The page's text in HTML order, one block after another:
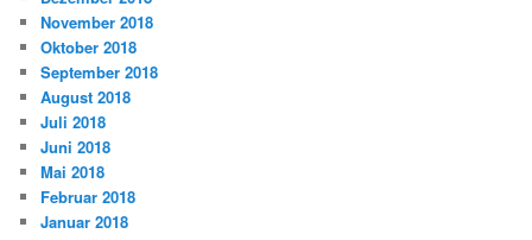
November 2018
Oktober 2018
September 2018
August 2018
Juli 2018
Juni 2018
Mai 2018
Februar 2018
Januar 2018